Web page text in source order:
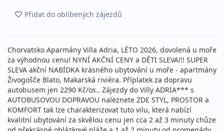
Přidat do oblíbených zájezdů
Chorvatsko Aparmány Villa Adria, LÉTO 2026, dovolená u moře
za výhodnou cenu! NYNÍ AKČNÍ CENY a DĚTI SLEVA!!! SUPER
SLEVA akční NABÍDKA krásného ubytování u moře - apartmány
Živogošče Blato, Makarská riviéra. Příplatek za dopravu
autobusem jen 2290 Kč/os.. Zájezdy do Villy ADRIA*** s
AUTOBUSOVOU DOPRAVOU naleznete ZDE STYL, PROSTOR a
KOMFORT tak lze charakterizovat tuto vilu, která nabízí
kvalitní ubytování za skvělou cenu jen cca 2 až 3 minuty chůze